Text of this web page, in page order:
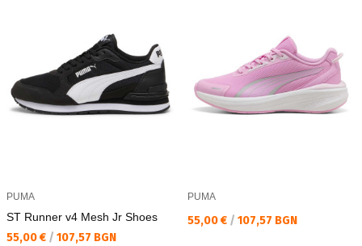
PUMA
ST Runner v4 Mesh Jr Shoes
Текуща цена:
55,00 € / 107,57 BGN
PUMA
Текуща цена:
55,00 € / 107,57 BGN